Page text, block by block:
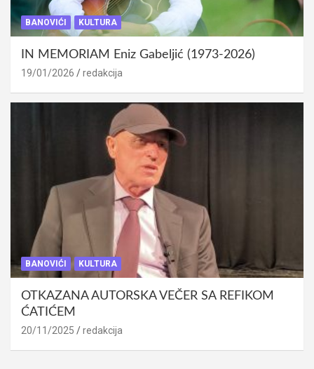
BANOVIĆI KULTURA
IN MEMORIAM Eniz Gabeljić (1973-2026)
19/01/2026 redakcija
BANOVIĆI KULTURA
OTKAZANA AUTORSKA VEČER SA REFIKOM
ĆATIĆEM
20/11/2025 redakcija